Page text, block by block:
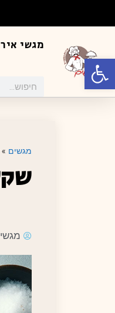
פתח סרגל נגישות
מגשי
מגשים »